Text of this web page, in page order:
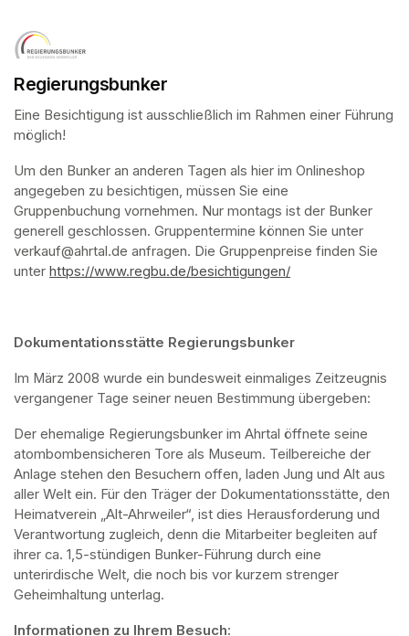
Regierungsbunker
Eine Besichtigung ist ausschließlich im Rahmen einer Führung
möglich!
Um den Bunker an anderen Tagen als hier im Onlineshop
angegeben zu besichtigen, müssen Sie eine
Gruppenbuchung vornehmen. Nur montags ist der Bunker
generell geschlossen. Gruppentermine können Sie unter
verkauf@ahrtal.de anfragen. Die Gruppenpreise finden Sie
unter https://www.regbu.de/besichtigungen/
Dokumentationsstätte Regierungsbunker
Im März 2008 wurde ein bundesweit einmaliges Zeitzeugnis
vergangener Tage seiner neuen Bestimmung übergeben:
Der ehemalige Regierungsbunker im Ahrtal öffnete seine
atombombensicheren Tore als Museum. Teilbereiche der
Anlage stehen den Besuchern offen, laden Jung und Alt aus
aller Welt ein. Für den Träger der Dokumentationsstätte, den
Heimatverein „Alt-Ahrweiler“, ist dies Herausforderung und
Verantwortung zugleich, denn die Mitarbeiter begleiten auf
ihrer ca. 1,5-stündigen Bunker-Führung durch eine
unterirdische Welt, die noch bis vor kurzem strenger
Geheimhaltung unterlag.
Informationen zu Ihrem Besuch: